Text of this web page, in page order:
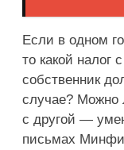
Если в одном
то какой налог
собственник
случае? Можно
с другой —
письмах